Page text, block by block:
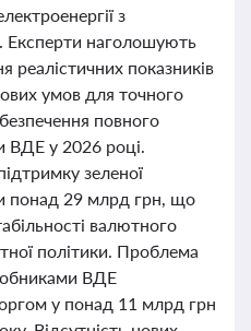
з
Експерти наголошують
реалістичних показників
умов для точного
повного
ВДЕ у 2026 році.
зеленої
понад 29 млрд грн, що
валютного
політики. Проблема
ВДЕ
у понад 11 млрд грн